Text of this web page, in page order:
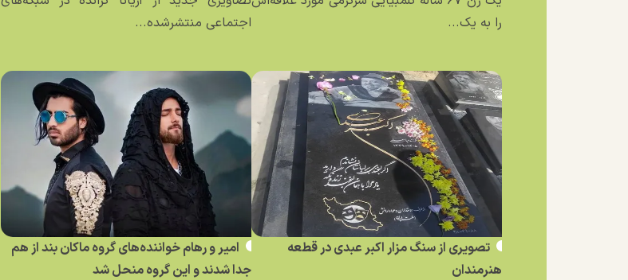
را به یک...
اجتماعی منتشرشده...
تصویری از سنگ مزار اکبر عبدی در قطعه
هنرمندان
امیر و رهام خواننده‌های گروه ماکان بند از هم
جدا شدند و این گروه منحل شد